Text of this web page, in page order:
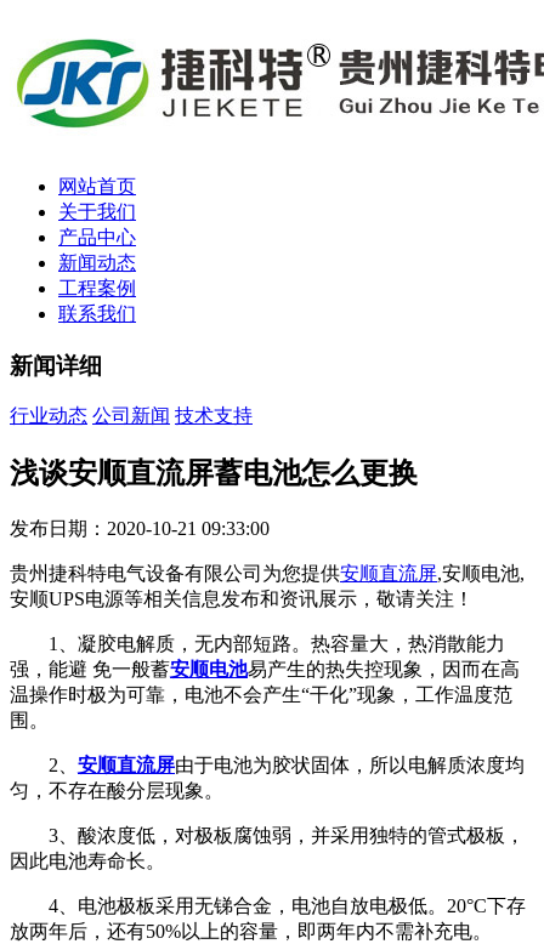
网站首页
关于我们
产品中心
新闻动态
工程案例
联系我们
新闻详细
行业动态 公司新闻 技术支持
浅谈安顺直流屏蓄电池怎么更换
发布日期：2020-10-21 09:33:00
贵州捷科特电气设备有限公司为您提供安顺直流屏,安顺电池,
安顺UPS电源等相关信息发布和资讯展示，敬请关注！
1、凝胶电解质，无内部短路。热容量大，热消散能力
强，能避 免一般蓄安顺电池易产生的热失控现象，因而在高
温操作时极为可靠，电池不会产生“干化”现象，工作温度范
围。
2、 安顺直流屏由于电池为胶状固体，所以电解质浓度均
匀，不存在酸分层现象。
3、酸浓度低，对极板腐蚀弱，并采用独特的管式极板，
因此电池寿命长。
4、电池极板采用无锑合金，电池自放电极低。20°C下存
放两年后，还有50%以上的容量，即两年内不需补充电。